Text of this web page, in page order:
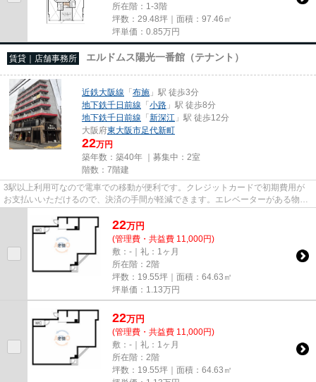
所在階：1-3階
坪数：29.48坪｜面積：97.46㎡
坪単価： 0.85万円
賃貸｜店舗事務所 エルドムス陽光一番館（テナント）
近鉄大阪線 「布施 」駅 徒歩3分
地下鉄千日前線 「小路 」駅 徒歩8分
地下鉄千日前線 「新深江 」駅 徒歩12分
大阪府東大阪市足代新町
22万円
築年数：築40年 ｜募集中： 2室
階数：7階建
3駅以上利用可なので電車での移動が便利です。クレジットカードで初期費用が
お支払いいただけるので、決済の手間が軽減できます。エレベーターがある物件
です。駐車場までの距離は150m...
22万円
(管理費・共益費 11,000円)
敷：-｜礼：1ヶ月
所在階：2階
坪数：19.55坪｜面積：64.63㎡
坪単価： 1.13万円
22万円
(管理費・共益費 11,000円)
敷：-｜礼：1ヶ月
所在階：2階
坪数：19.55坪｜面積：64.63㎡